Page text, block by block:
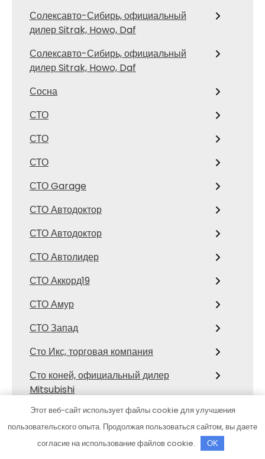
Солексавто-Сибирь, официальный
дилер Sitrak, Howo, Daf
Солексавто-Сибирь, официальный
дилер Sitrak, Howo, Daf
Сосна
СТО
СТО
СТО
СТО Garage
СТО Автодоктор
СТО Автодоктор
СТО Автолидер
СТО Аккорд19
СТО Амур
СТО Запад
Сто Икс, торговая компания
Сто коней, официальный дилер
Mitsubishi
СТО Космос
Сулак, гостиничный комплекс
Этот веб-сайт использует файлы cookie для улучшения
пользовательского опыта. Продолжая пользоваться сайтом, вы даете
согласие на использование файлов cookie.
OK